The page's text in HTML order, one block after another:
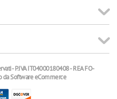
- P.IVA IT04000180408 - REA FO-
daSoftware eCommerce